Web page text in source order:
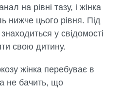
на рівні тазу, і жінка
нижче цього рівня. Під
у свідомості
свою дитину.
жінка перебуває в
не бачить, що